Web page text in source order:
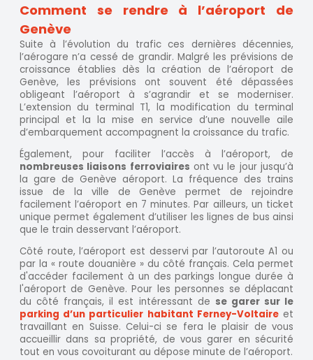
Comment se rendre à l’aéroport de
Genève
Suite à l’évolution du trafic ces dernières décennies,
l’aérogare n’a cessé de grandir. Malgré les prévisions de
croissance établies dès la création de l’aéroport de
Genève, les prévisions ont souvent été dépassées
obligeant l’aéroport à s’agrandir et se moderniser.
L’extension du terminal T1, la modification du terminal
principal et la la mise en service d’une nouvelle aile
d’embarquement accompagnent la croissance du trafic.
Également, pour faciliter l’accès à l’aéroport, de
nombreuses liaisons ferroviaires ont vu le jour jusqu’à
la gare de Genève aéroport. La fréquence des trains
issue de la ville de Genève permet de rejoindre
facilement l’aéroport en 7 minutes. Par ailleurs, un ticket
unique permet également d’utiliser les lignes de bus ainsi
que le train desservant l’aéroport.
Côté route, l’aéroport est desservi par l’autoroute A1 ou
par la « route douanière » du côté français. Cela permet
d'accéder facilement à un des parkings longue durée à
l'aéroport de Genève. Pour les personnes se déplacant
du côté français, il est intéressant de se garer sur le
parking d’un particulier habitant Ferney-Voltaireet
travaillant en Suisse. Celui-ci se fera le plaisir de vous
accueillir dans sa propriété, de vous garer en sécurité
tout en vous covoiturant au dépose minute de l’aéroport.